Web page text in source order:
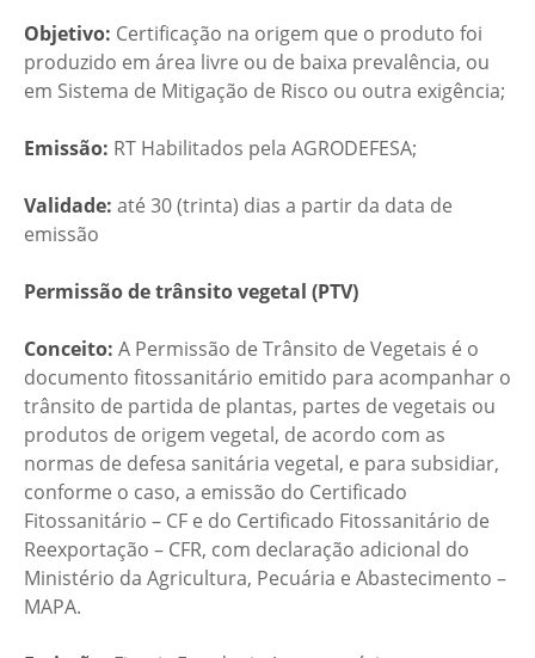
Objetivo: Certificação na origem que o produto foi
produzido em área livre ou de baixa prevalência, ou
em Sistema de Mitigação de Risco ou outra exigência;
Emissão: RT Habilitados pela AGRODEFESA;
Validade: até 30 (trinta) dias a partir da data de
emissão
Permissão de trânsito vegetal (PTV)
Conceito: A Permissão de Trânsito de Vegetais é o
documento fitossanitário emitido para acompanhar o
trânsito de partida de plantas, partes de vegetais ou
produtos de origem vegetal, de acordo com as
normas de defesa sanitária vegetal, e para subsidiar,
conforme o caso, a emissão do Certificado
Fitossanitário – CF e do Certificado Fitossanitário de
Reexportação – CFR, com declaração adicional do
Ministério da Agricultura, Pecuária e Abastecimento –
MAPA.